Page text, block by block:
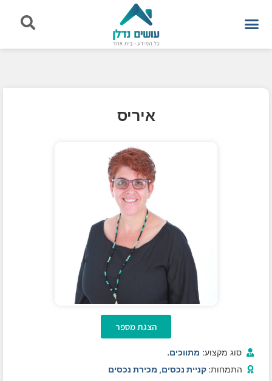
איריס
הצגת מספר
סוג מקצוע: מתווכים.
התמחות: קניית נכסים, מכירת נכסים